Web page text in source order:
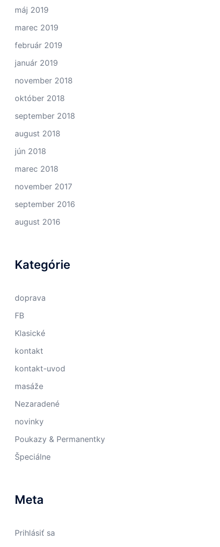
máj 2019
marec 2019
február 2019
január 2019
november 2018
október 2018
september 2018
august 2018
jún 2018
marec 2018
november 2017
september 2016
august 2016
Kategórie
doprava
FB
Klasické
kontakt
kontakt-uvod
masáže
Nezaradené
novinky
Poukazy & Permanentky
Špeciálne
Meta
Prihlásiť sa